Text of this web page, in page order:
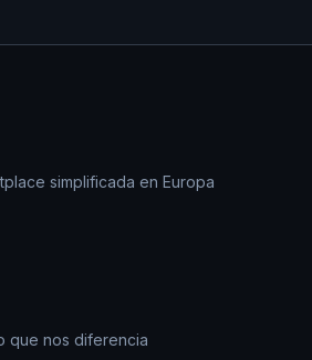
simplificada en Europa
que nos diferencia